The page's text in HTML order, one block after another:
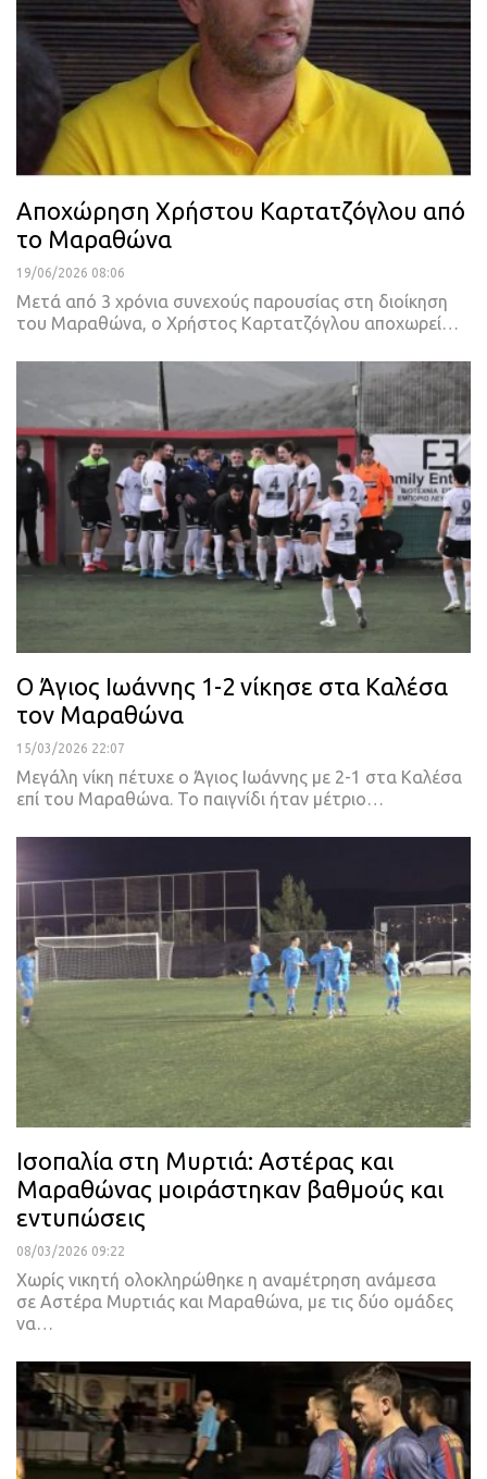
Αποχώρηση Χρήστου Καρτατζόγλου από
το Μαραθώνα
19/06/2026 08:06
Μετά από 3 χρόνια συνεχούς παρουσίας στη διοίκηση
του Μαραθώνα, ο Χρήστος Καρτατζόγλου αποχωρεί…
Ο Άγιος Ιωάννης 1-2 νίκησε στα Καλέσα
τον Μαραθώνα
15/03/2026 22:07
Μεγάλη νίκη πέτυχε ο Άγιος Ιωάννης με 2-1 στα Καλέσα
επί του Μαραθώνα. Το παιγνίδι ήταν μέτριο…
Ισοπαλία στη Μυρτιά: Αστέρας και
Μαραθώνας μοιράστηκαν βαθμούς και
εντυπώσεις
08/03/2026 09:22
Χωρίς νικητή ολοκληρώθηκε η αναμέτρηση ανάμεσα
σε Αστέρα Μυρτιάς και Μαραθώνα, με τις δύο ομάδες
να…